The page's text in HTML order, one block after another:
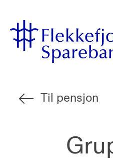
Sparebank
Til pensjon